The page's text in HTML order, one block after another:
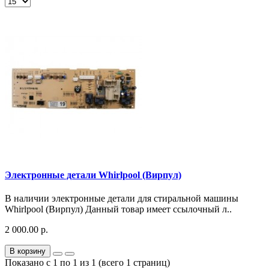
Электронные детали Whirlpool (Вирпул)
В наличии электронные детали для стиральной машины
Whirlpool (Вирпул) Данный товар имеет ссылочный л..
2 000.00 р.
В корзину
Показано с 1 по 1 из 1 (всего 1 страниц)